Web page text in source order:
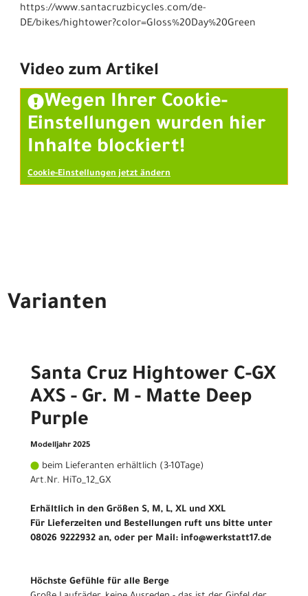
https://www.santacruzbicycles.com/de-
DE/bikes/hightower?color=Gloss%20Day%20Green
Video zum Artikel
Wegen Ihrer Cookie-
Einstellungen wurden hier
Inhalte blockiert!
Cookie-Einstellungen jetzt ändern
Varianten
Santa Cruz Hightower C-GX
AXS - Gr. M - Matte Deep
Purple
Modelljahr 2025
beim Lieferanten erhältlich (3-10Tage)
Art.Nr. HiTo_12_GX
Erhältlich in den Größen S, M, L, XL und XXL
Für Lieferzeiten und Bestellungen ruft uns bitte unter
08026 9222932 an, oder per Mail: info@werkstatt17.de
Höchste Gefühle für alle Berge